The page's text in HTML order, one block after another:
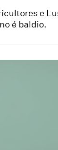
e
é baldio.